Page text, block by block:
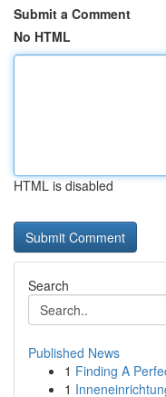
Submit a Comment
No HTML
HTML is disabled
Search
Published News
1 Finding A
1